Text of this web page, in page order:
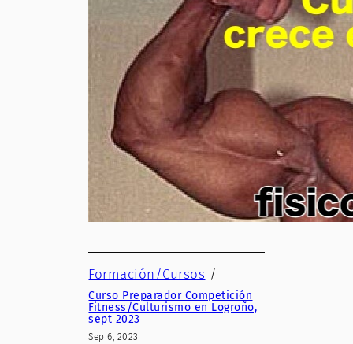
Formación/Cursos /
Curso Preparador Competición
Fitness/Culturismo en Logroño,
sept 2023
Sep 6, 2023